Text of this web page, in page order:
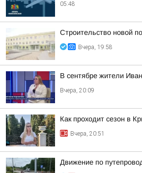
05:48
Строительство новой
Вчера, 19:58
В сентябре жители
Вчера, 20:09
Как проходит сезон в
Вчера, 20:51
Движение по